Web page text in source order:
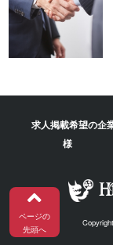
ページの
先頭へ
求人掲載希望の企
様